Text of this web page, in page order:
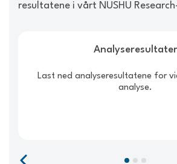
resultatene i vårt NUSHU
Analyseresultater
Last ned analyseresultatene for
analyse.